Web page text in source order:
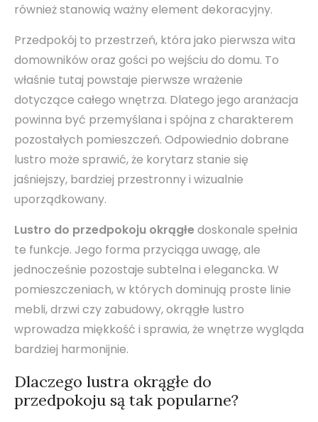
również stanowią ważny element dekoracyjny.
Przedpokój to przestrzeń, która jako pierwsza wita
domowników oraz gości po wejściu do domu. To
właśnie tutaj powstaje pierwsze wrażenie
dotyczące całego wnętrza. Dlatego jego aranżacja
powinna być przemyślana i spójna z charakterem
pozostałych pomieszczeń. Odpowiednio dobrane
lustro może sprawić, że korytarz stanie się
jaśniejszy, bardziej przestronny i wizualnie
uporządkowany.
Lustro do przedpokoju okrągłedoskonale spełnia
te funkcje. Jego forma przyciąga uwagę, ale
jednocześnie pozostaje subtelna i elegancka. W
pomieszczeniach, w których dominują proste linie
mebli, drzwi czy zabudowy, okrągłe lustro
wprowadza miękkość i sprawia, że wnętrze wygląda
bardziej harmonijnie.
Dlaczego lustra okrągłe do
przedpokoju są tak popularne?